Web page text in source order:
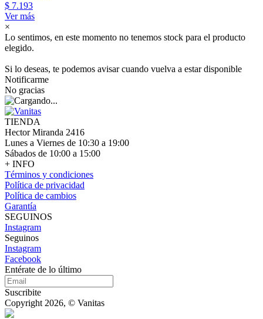
$ 7.193
Ver más
×
Lo sentimos, en este momento no tenemos stock para el producto
elegido.
Si lo deseas, te podemos avisar cuando vuelva a estar disponible
Notificarme
No gracias
TIENDA
Hector Miranda 2416
Lunes a Viernes de 10:30 a 19:00
Sábados de 10:00 a 15:00
+ INFO
Términos y condiciones
Política de privacidad
Política de cambios
Garantía
SEGUINOS
Instagram
Seguinos
Instagram
Facebook
Entérate de lo último
Suscribite
Copyright 2026, © Vanitas